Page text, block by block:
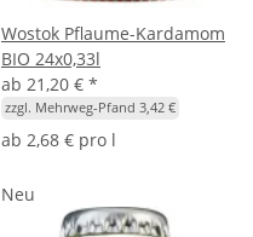
Wostok Pflaume-Kardamom
BIO 24x0,33l
ab 21,20 € *
zzgl. Mehrweg-Pfand 3,42 €
ab 2,68 € pro l
Neu